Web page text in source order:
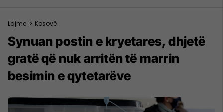
Lajme > Kosovë
Synuan postin e kryetares, dhjetë
gratë që nuk arritën të marrin
besimin e qytetarëve